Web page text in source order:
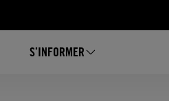
S’INFORMER